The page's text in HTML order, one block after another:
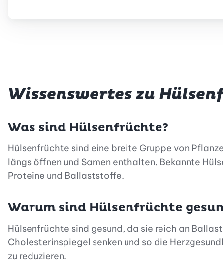
Wissenswertes zu
Was sind Hülsenfrüchte?
Hülsenfrüchte sind eine breite Gruppe von
längs öffnen und Samen enthalten. Bekannte
Proteine und Ballaststoffe.
Warum sind Hülsenfrüchte
Hülsenfrüchte sind gesund, da sie reich an
Cholesterinspiegel senken und so die
zu reduzieren.